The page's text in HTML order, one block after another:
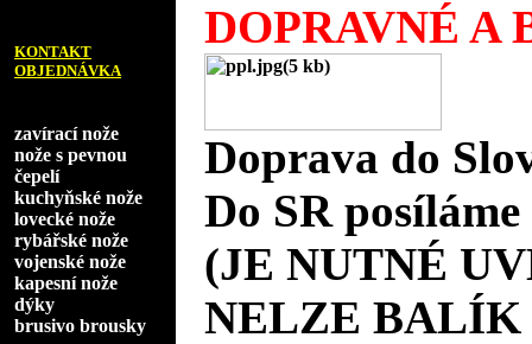
KONTAKT
OBJEDNÁVKA
zavírací nože
nože s pevnou
čepelí
kuchyňské nože
lovecké nože
rybářské nože
vojenské nože
kapesní nože
dýky
brusivo brousky
DOPRAVNÉ A
Doprava do
Do SR
(JE NUTNÉ
NELZE BALÍK